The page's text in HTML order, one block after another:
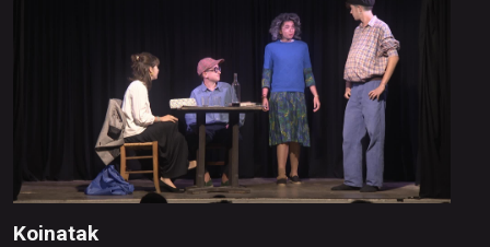
Koinatak